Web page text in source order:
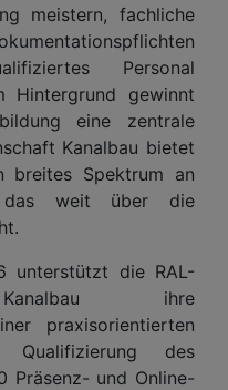
meistern, fachliche
Personal
Hintergrund gewinnt
eine zentrale
Kanalbau bietet
breites Spektrum an
das weit über die
unterstützt die RAL-
Kanalbau ihre
praxisorientierten
Qualifizierung des
Präsenz- und Online-